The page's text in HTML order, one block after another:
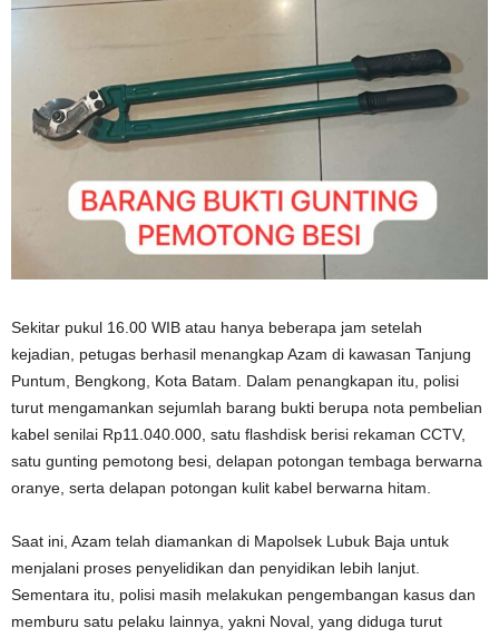
Sekitar pukul 16.00 WIB atau hanya beberapa jam setelah
kejadian, petugas berhasil menangkap Azam di kawasan Tanjung
Puntum, Bengkong, Kota Batam. Dalam penangkapan itu, polisi
turut mengamankan sejumlah barang bukti berupa nota pembelian
kabel senilai Rp11.040.000, satu flashdisk berisi rekaman CCTV,
satu gunting pemotong besi, delapan potongan tembaga berwarna
oranye, serta delapan potongan kulit kabel berwarna hitam.
Saat ini, Azam telah diamankan di Mapolsek Lubuk Baja untuk
menjalani proses penyelidikan dan penyidikan lebih lanjut.
Sementara itu, polisi masih melakukan pengembangan kasus dan
memburu satu pelaku lainnya, yakni Noval, yang diduga turut